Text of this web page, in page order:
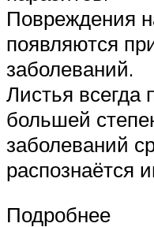
Повреждения
появляются
заболеваний.
Листья всегда
большей
заболеваний
распознаётся
Подробнее